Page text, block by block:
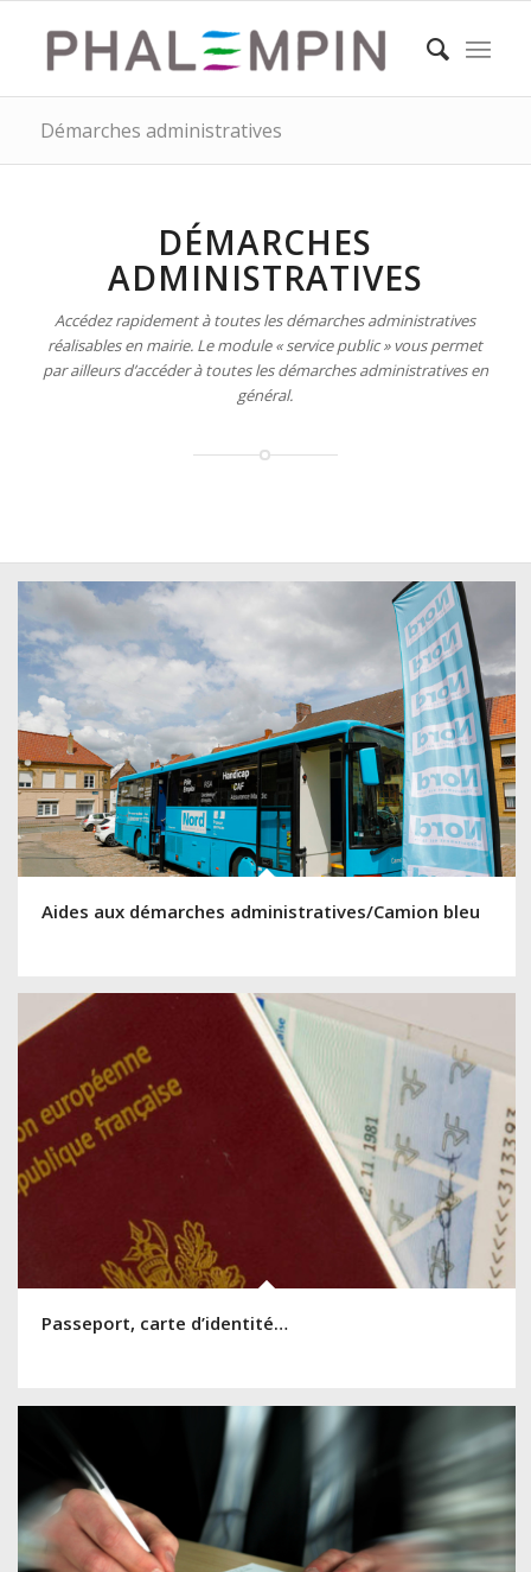
Démarches administratives
DÉMARCHES
ADMINISTRATIVES
Accédez rapidement à toutes les démarches administratives
réalisables en mairie. Le module « service public » vous permet
par ailleurs d’accéder à toutes les démarches administratives en
général.
Aides aux démarches administratives/Camion bleu
Passeport, carte d’identité…